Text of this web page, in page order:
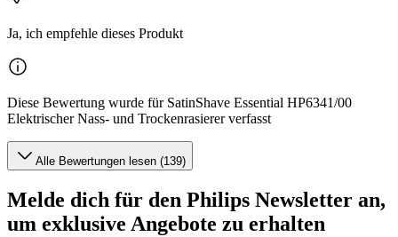
Ja, ich empfehle dieses Produkt
Diese Bewertung wurde für SatinShave Essential HP6341/00
Elektrischer Nass- und Trockenrasierer verfasst
Alle Bewertungen lesen (139)
Melde dich für den Philips Newsletter an,
um exklusive Angebote zu erhalten